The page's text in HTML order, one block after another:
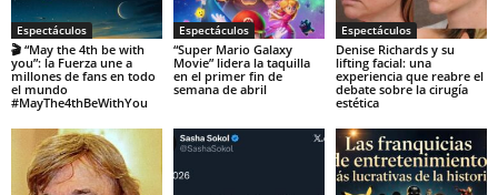
Espectáculos
🎬 “May the 4th be with
you”: la Fuerza une a
millones de fans en todo
el mundo
#MayThe4thBeWithYou
Espectáculos
“Super Mario Galaxy
Movie” lidera la taquilla
en el primer fin de
semana de abril
Espectáculos
Denise Richards y su
lifting facial: una
experiencia que reabre el
debate sobre la cirugía
estética